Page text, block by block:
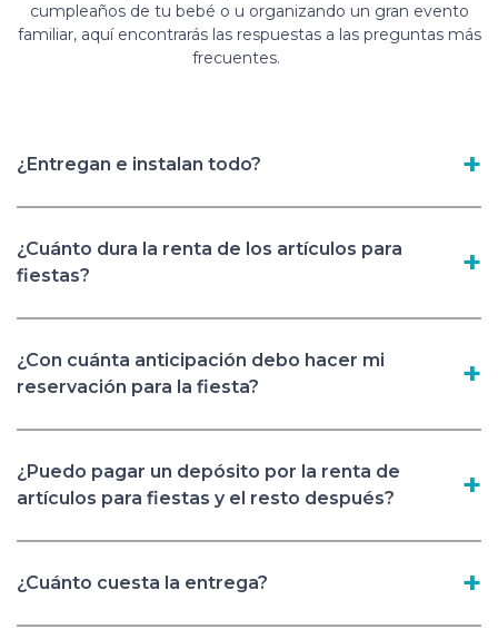
cumpleaños de tu bebé o u organizando un gran evento
familiar, aquí encontrarás las respuestas a las preguntas más
frecuentes.
¿Entregan e instalan todo?
¿Cuánto dura la renta de los artículos para
fiestas?
¿Con cuánta anticipación debo hacer mi
reservación para la fiesta?
¿Puedo pagar un depósito por la renta de
artículos para fiestas y el resto después?
¿Cuánto cuesta la entrega?